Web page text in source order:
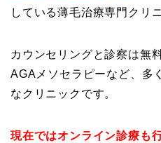
している薄毛治療専門クリ
カウンセリングと診察は無
AGAメソセラピーなど、多
なクリニックです。
現在ではオンライン診療も